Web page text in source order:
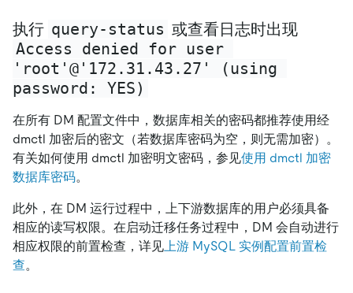
执行 query-status 或查看日志时出现
Access denied for user
'root'@'172.31.43.27' (using
password: YES)
在所有 DM 配置文件中，数据库相关的密码都推荐使用经
dmctl 加密后的密文（若数据库密码为空，则无需加密）。
有关如何使用 dmctl 加密明文密码，参见使用 dmctl 加密
数据库密码。
此外，在 DM 运行过程中，上下游数据库的用户必须具备
相应的读写权限。在启动迁移任务过程中，DM 会自动进行
相应权限的前置检查，详见上游 MySQL 实例配置前置检
查。